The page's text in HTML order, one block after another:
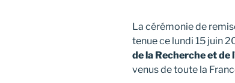
La cérémonie de
tenue ce lundi 15 juin
de la Recherche et de
venus de toute la